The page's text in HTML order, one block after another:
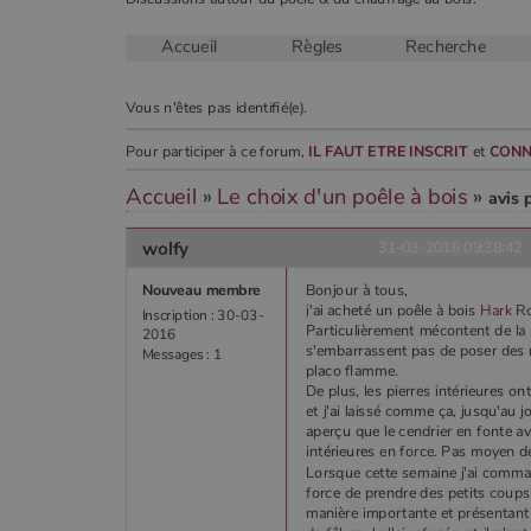
Accueil Règles Recherche
Vous n'êtes pas identifié(e).
Pour participer à ce forum, IL FAUT ETRE INSCRITet
Accueil » Le choix d'un poêle à bois » avis
wolfy
Nouveau membre
Inscription : 30-03-
2016
Messages : 1
Bonjour à tous,
j'ai acheté un poêle à bois Hark
Particulièrement mécontent de
s'embarrassent pas de poser
placo flamme.
De plus, les pierres intérieures
et j'ai laissé comme ça, jusqu'au
aperçu que le cendrier en fonte
intérieures en force. Pas moyen
Lorsque cette semaine j'ai
force de prendre des petits
manière importante et
PHPSESSID
Nom
_gid
_ga
Google
Nom
VISITOR_INFO1_LIVE
_gcl_au
Nom
bb2_screener_
Bad
Nom
pabk_id.1.d14a
__Secure-ROLLOUT_TOKEN
pabk_ses.1.d14a